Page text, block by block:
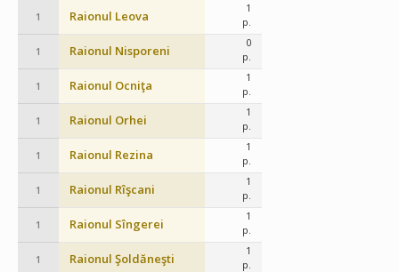
1 Raionul Leova
1
p.
1 Raionul Nisporeni
0
p.
1 Raionul Ocniţa
1
p.
1 Raionul Orhei
1
p.
1 Raionul Rezina
1
p.
1 Raionul Rîşcani
1
p.
1 Raionul Sîngerei
1
p.
1 Raionul Şoldăneşti
1
p.